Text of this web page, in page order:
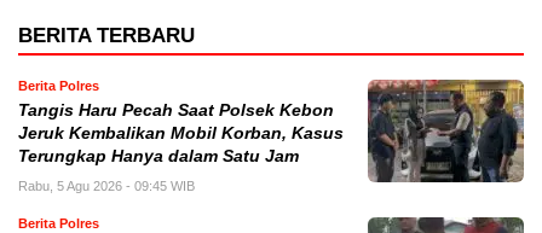
BERITA TERBARU
Berita Polres
Tangis Haru Pecah Saat Polsek Kebon
Jeruk Kembalikan Mobil Korban, Kasus
Terungkap Hanya dalam Satu Jam
Rabu, 5 Agu 2026 - 09:45 WIB
Berita Polres